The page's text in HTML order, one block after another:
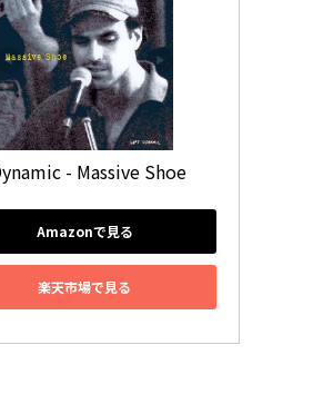
- Massive Shoe
Amazonで見る
楽天市場で見る